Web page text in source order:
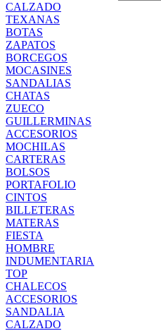
CALZADO
TEXANAS
BOTAS
ZAPATOS
BORCEGOS
MOCASINES
SANDALIAS
CHATAS
ZUECO
GUILLERMINAS
ACCESORIOS
MOCHILAS
CARTERAS
BOLSOS
PORTAFOLIO
CINTOS
BILLETERAS
MATERAS
FIESTA
HOMBRE
INDUMENTARIA
TOP
CHALECOS
ACCESORIOS
SANDALIA
CALZADO